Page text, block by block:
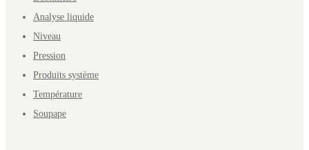
Analyse liquide
Niveau
Pression
Produits système
Température
Soupape